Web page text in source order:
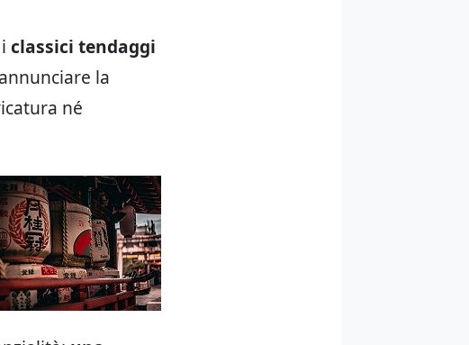
classici tendaggi
la
né